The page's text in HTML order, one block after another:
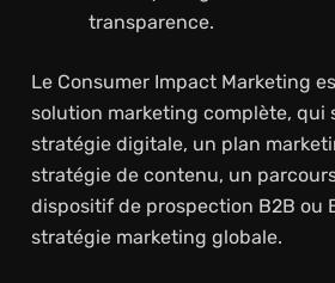
transparence.
Le Consumer Impact Marketing
solution marketing complète, qui
stratégie digitale, un plan
stratégie de contenu, un
dispositif de prospection B2B ou
stratégie marketing globale.